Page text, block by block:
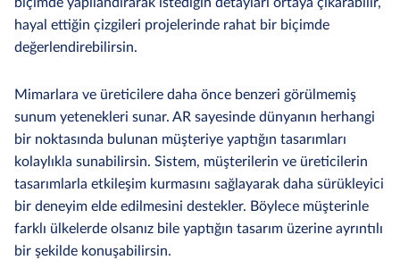
hayal ettiğin çizgileri projelerinde rahat bir biçimde
değerlendirebilirsin.
Mimarlara ve üreticilere daha önce benzeri görülmemiş
sunum yetenekleri sunar. AR sayesinde dünyanın herhangi
bir noktasında bulunan müşteriye yaptığın tasarımları
kolaylıkla sunabilirsin. Sistem, müşterilerin ve üreticilerin
tasarımlarla etkileşim kurmasını sağlayarak daha sürükleyici
bir deneyim elde edilmesini destekler. Böylece müşterinle
farklı ülkelerde olsanız bile yaptığın tasarım üzerine ayrıntılı
bir şekilde konuşabilirsin.